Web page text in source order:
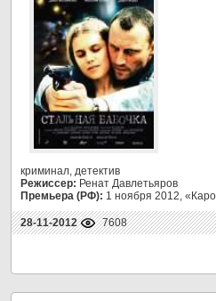
криминал, детектив
Режиссер: Ренат Давлетьяров
Премьера (РФ): 1 ноября 2012,
28-11-2012 7608